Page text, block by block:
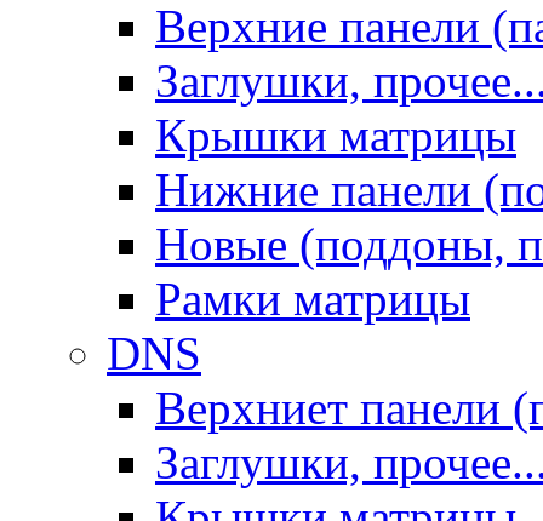
Верхние панели
Заглушки,
Крышки матрицы
Нижние панели
Новые (поддоны,
Рамки матрицы
DNS
Верхниет панели
Заглушки,